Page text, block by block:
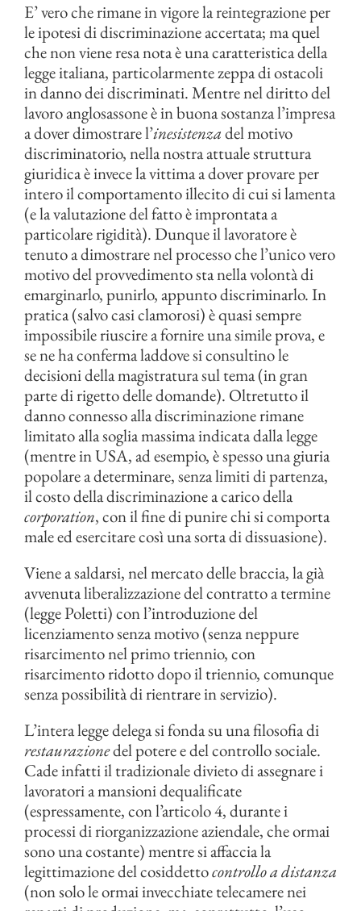
E’ vero che rimane in vigore la reintegrazione per
le ipotesi di discriminazione accertata; ma quel
che non viene resa nota è una caratteristica della
legge italiana, particolarmente zeppa di ostacoli
in danno dei discriminati. Mentre nel diritto del
lavoro anglosassone è in buona sostanza l’impresa
a dover dimostrare l’inesistenzadel motivo
discriminatorio, nella nostra attuale struttura
giuridica è invece la vittima a dover provare per
intero il comportamento illecito di cui si lamenta
(e la valutazione del fatto è improntata a
particolare rigidità). Dunque il lavoratore è
tenuto a dimostrare nel processo che l’unico vero
motivo del provvedimento sta nella volontà di
emarginarlo, punirlo, appunto discriminarlo. In
pratica (salvo casi clamorosi) è quasi sempre
impossibile riuscire a fornire una simile prova, e
se ne ha conferma laddove si consultino le
decisioni della magistratura sul tema (in gran
parte di rigetto delle domande). Oltretutto il
danno connesso alla discriminazione rimane
limitato alla soglia massima indicata dalla legge
(mentre in USA, ad esempio, è spesso una giuria
popolare a determinare, senza limiti di partenza,
il costo della discriminazione a carico della
corporation, con il fine di punire chi si comporta
male ed esercitare così una sorta di dissuasione).
Viene a saldarsi, nel mercato delle braccia, la già
avvenuta liberalizzazione del contratto a termine
(legge Poletti) con l’introduzione del
licenziamento senza motivo (senza neppure
risarcimento nel primo triennio, con
risarcimento ridotto dopo il triennio, comunque
senza possibilità di rientrare in servizio).
L’intera legge delega si fonda su una filosofia di
restaurazionedel potere e del controllo sociale.
Cade infatti il tradizionale divieto di assegnare i
lavoratori a mansioni dequalificate
(espressamente, con l’articolo 4, durante i
processi di riorganizzazione aziendale, che ormai
sono una costante) mentre si affaccia la
legittimazione del cosiddettocontrollo a distanza
(non solo le ormai invecchiate telecamere nei